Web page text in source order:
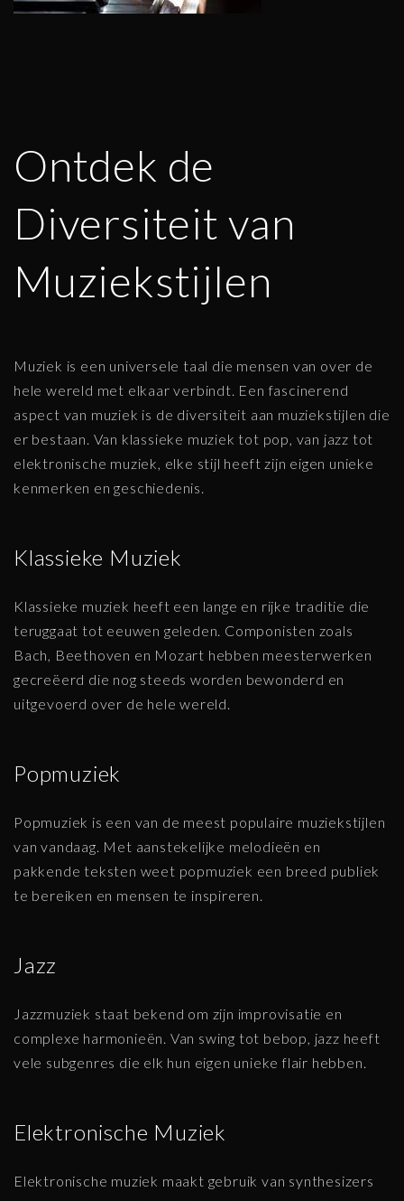
Ontdek de
Diversiteit van
Muziekstijlen
Muziek is een universele taal die mensen van over de
hele wereld met elkaar verbindt. Een fascinerend
aspect van muziek is de diversiteit aan muziekstijlen die
er bestaan. Van klassieke muziek tot pop, van jazz tot
elektronische muziek, elke stijl heeft zijn eigen unieke
kenmerken en geschiedenis.
Klassieke Muziek
Klassieke muziek heeft een lange en rijke traditie die
teruggaat tot eeuwen geleden. Componisten zoals
Bach, Beethoven en Mozart hebben meesterwerken
gecreëerd die nog steeds worden bewonderd en
uitgevoerd over de hele wereld.
Popmuziek
Popmuziek is een van de meest populaire muziekstijlen
van vandaag. Met aanstekelijke melodieën en
pakkende teksten weet popmuziek een breed publiek
te bereiken en mensen te inspireren.
Jazz
Jazzmuziek staat bekend om zijn improvisatie en
complexe harmonieën. Van swing tot bebop, jazz heeft
vele subgenres die elk hun eigen unieke flair hebben.
Elektronische Muziek
Elektronische muziek maakt gebruik van synthesizers